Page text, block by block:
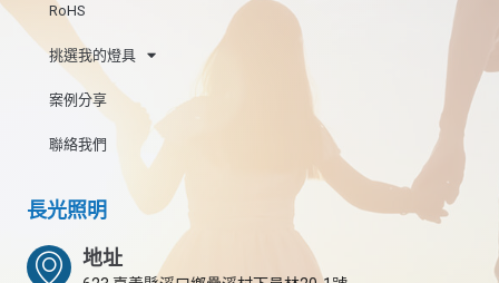
RoHS
挑選我的燈具
案例分享
聯絡我們
長光照明
地址